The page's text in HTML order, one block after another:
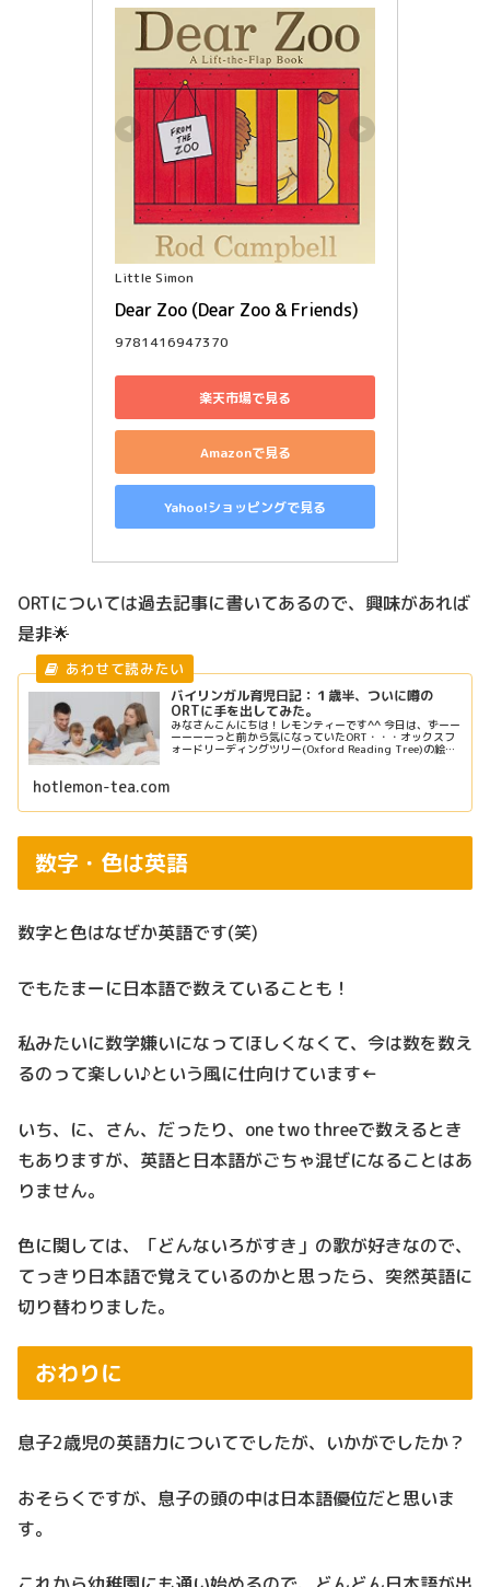
Little Simon
Dear Zoo (Dear Zoo & Friends)
9781416947370
楽天市場で見る
Amazonで見る
Yahoo!ショッピングで見る
ORTについては過去記事に書いてあるので、興味があれば
是非🌟
バイリンガル育児日記：１歳半、ついに噂の
ORTに手を出してみた。
みなさんこんにちは！レモンティーです^^ 今日は、ずーー
ーーーーっと前から気になっていたORT・・・オックスフ
ォードリーディングツリー(Oxford Reading Tree)の絵本
を購入してしまった話をしようと思います。 ORTって
hotlemon-tea.com
数字・色は英語
数字と色はなぜか英語です(笑)
でもたまーに日本語で数えていることも！
私みたいに数学嫌いになってほしくなくて、今は数を数え
るのって楽しい♪という風に仕向けています←
いち、に、さん、だったり、one two threeで数えるとき
もありますが、英語と日本語がごちゃ混ぜになることはあ
りません。
色に関しては、「どんないろがすき」の歌が好きなので、
てっきり日本語で覚えているのかと思ったら、突然英語に
切り替わりました。
おわりに
息子2歳児の英語力についてでしたが、いかがでしたか？
おそらくですが、息子の頭の中は日本語優位だと思いま
す。